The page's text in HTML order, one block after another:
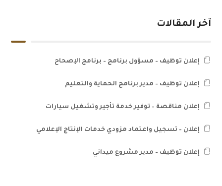
آخر المقالات
إعلان توظيف – مسؤول برنامج – برنامج الإصحاح
إعلان توظيف – مدير برنامج الحماية والتعليم
إعلان مناقصة – توفير خدمة تأجير وتشغيل سيارات
إعلان – تسجيل واعتماد مزودي خدمات الإنتاج الإعلامي
إعلان توظيف – مدير مشروع ميداني